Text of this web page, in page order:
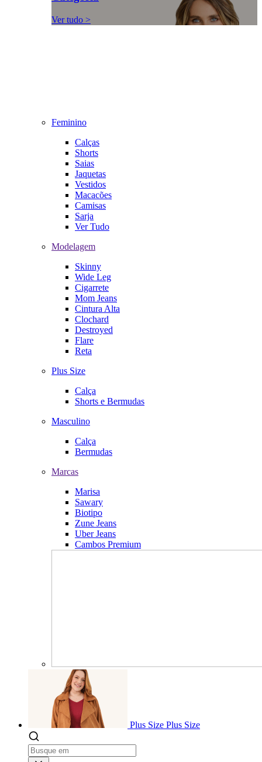
Ver tudo >
Feminino
Calças
Shorts
Saias
Jaquetas
Vestidos
Macacões
Camisas
Sarja
Ver Tudo
Modelagem
Skinny
Wide Leg
Cigarrete
Mom Jeans
Cintura Alta
Clochard
Destroyed
Flare
Reta
Plus Size
Calça
Shorts e Bermudas
Masculino
Calça
Bermudas
Marcas
Marisa
Sawary
Biotipo
Zune Jeans
Uber Jeans
Cambos Premium
Plus Size Plus Size